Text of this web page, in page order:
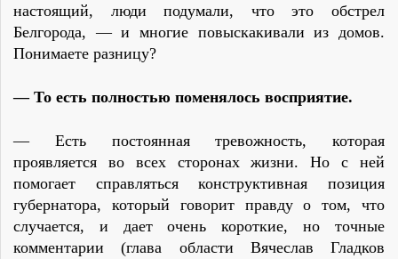
настоящий, люди подумали, что это обстрел
Белгорода, — и многие повыскакивали из домов.
Понимаете разницу?
— То есть полностью поменялось восприятие.
— Есть постоянная тревожность, которая
проявляется во всех сторонах жизни. Но с ней
помогает справляться конструктивная позиция
губернатора, который говорит правду о том, что
случается, и дает очень короткие, но точные
комментарии (глава области Вячеслав Гладков